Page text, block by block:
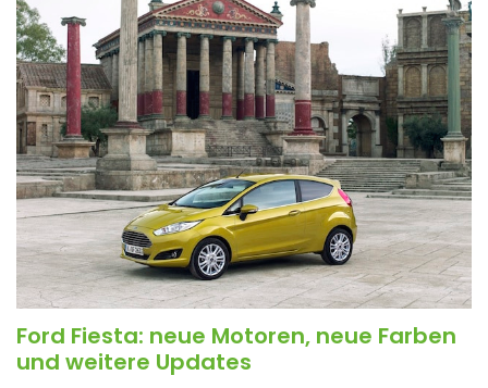
Ford Fiesta: neue Motoren, neue Farben
und weitere Updates